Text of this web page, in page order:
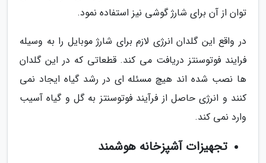
توان از آن برای شارژ گوشی نیز استفاده نمود.
در واقع این گلدان انرژی لازم برای شارژ موبایل را به وسیله
فرایند فوتوسنتز دریافت می کند. قطعاتی که در این گلدان
ها نصب شده اند هیچ مسئله ای در رشد گیاه ایجاد نمی
کنند و انرژی حاصل از فرآیند فوتوسنتز به گل و گیاه آسیب
وارد نمی کند.
تجهیزات آشپزخانه هوشمند